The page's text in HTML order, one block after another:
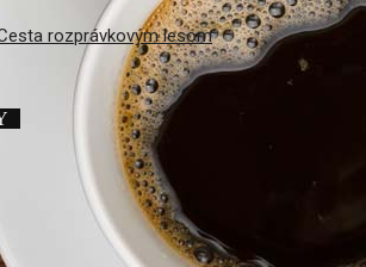
rozprávkovým lesom